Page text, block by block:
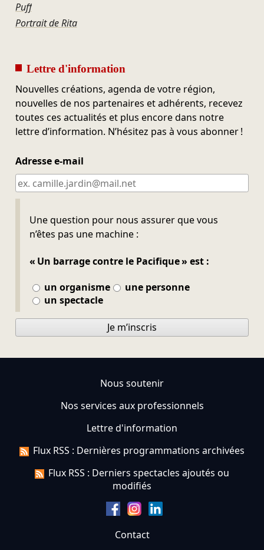
Puff
Portrait de Rita
Lettre d'information
Nouvelles créations, agenda de votre région,
nouvelles de nos partenaires et adhérents, recevez
toutes ces actualités et plus encore dans notre
lettre d’information. N’hésitez pas à vous abonner !
Adresse e-mail
Une question pour nous assurer que vous
n’êtes pas une machine :
« Un barrage contre le Pacifique » est :
un organisme
une personne
un spectacle
Ne pas remplir
Je m’inscris
Nous soutenir
Nos services aux professionnels
Lettre d'information
Flux RSS : Dernières programmations archivées
Flux RSS : Derniers spectacles ajoutés ou
modifiés
Contact